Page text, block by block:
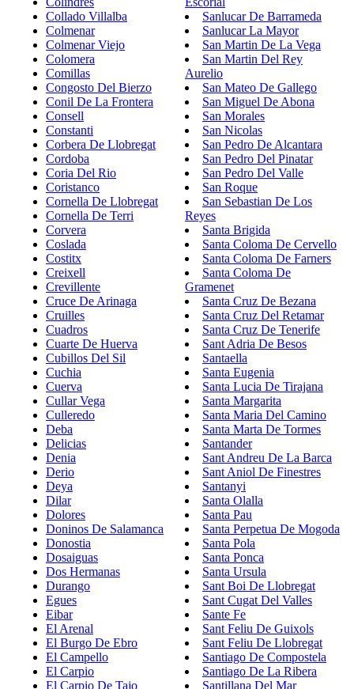
Collado Villalba
Colmenar
Colmenar Viejo
Colomera
Comillas
Congosto Del Bierzo
Conil De La Frontera
Consell
Constanti
Corbera De Llobregat
Cordoba
Coria Del Rio
Coristanco
Cornella De Llobregat
Cornella De Terri
Corvera
Coslada
Costitx
Creixell
Crevillente
Cruce De Arinaga
Cruilles
Cuadros
Cuarte De Huerva
Cubillos Del Sil
Cuchia
Cuerva
Cullar Vega
Culleredo
Deba
Delicias
Denia
Derio
Deya
Dilar
Dolores
Doninos De Salamanca
Donostia
Dosaiguas
Dos Hermanas
Durango
Egues
Eibar
El Arenal
El Burgo De Ebro
El Campello
El Carpio
El Carpio De Tajo
Sanlucar De Barrameda
Sanlucar La Mayor
San Martin De La Vega
San Martin Del Rey
Aurelio
San Mateo De Gallego
San Miguel De Abona
San Morales
San Nicolas
San Pedro De Alcantara
San Pedro Del Pinatar
San Pedro Del Valle
San Roque
San Sebastian De Los
Reyes
Santa Brigida
Santa Coloma De Cervello
Santa Coloma De Farners
Santa Coloma De
Gramenet
Santa Cruz De Bezana
Santa Cruz Del Retamar
Santa Cruz De Tenerife
Sant Adria De Besos
Santaella
Santa Eugenia
Santa Lucia De Tirajana
Santa Margarita
Santa Maria Del Camino
Santa Marta De Tormes
Santander
Sant Andreu De La Barca
Sant Aniol De Finestres
Santanyi
Santa Olalla
Santa Pau
Santa Perpetua De Mogoda
Santa Pola
Santa Ponca
Santa Ursula
Sant Boi De Llobregat
Sant Cugat Del Valles
Sante Fe
Sant Feliu De Guixols
Sant Feliu De Llobregat
Santiago De Compostela
Santiago De La Ribera
Santillana Del Mar